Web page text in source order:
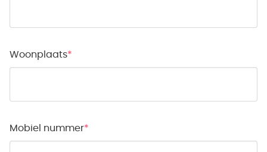
Woonplaats
Mobiel nummer